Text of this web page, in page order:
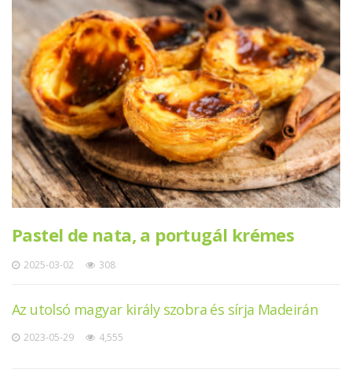
Pastel de nata, a portugál krémes
2025-03-02 308
Az utolsó magyar király szobra és sírja Madeirán
2023-05-29 4,555